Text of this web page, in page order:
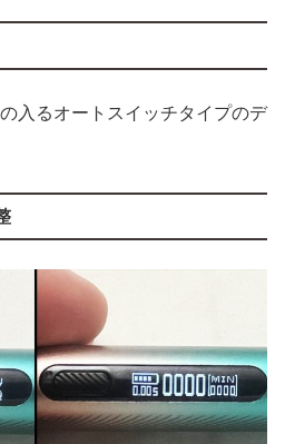
入るオートスイッチタイプのデ